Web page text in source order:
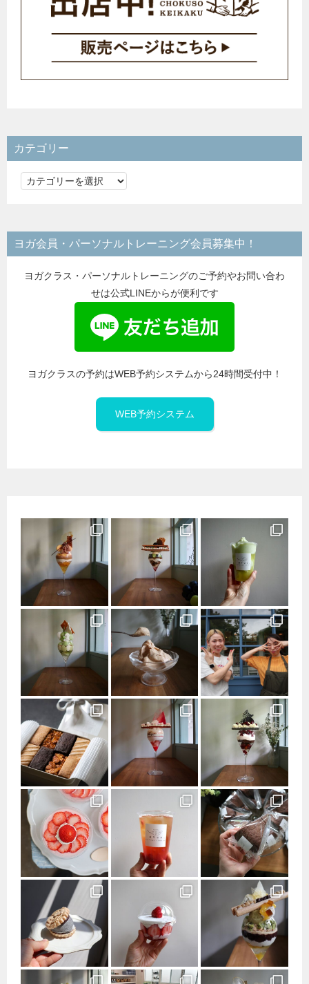
カテゴリー
カ
リ
ー
ヨガ会員・パーソナルトレーニング会員募集中！
ヨガクラス・パーソナルトレーニングのご予約やお問い合わ
せは公式LINEからが便利です
ヨガクラスの予約はWEB予約システムから24時間受付中！
WEB予約システム